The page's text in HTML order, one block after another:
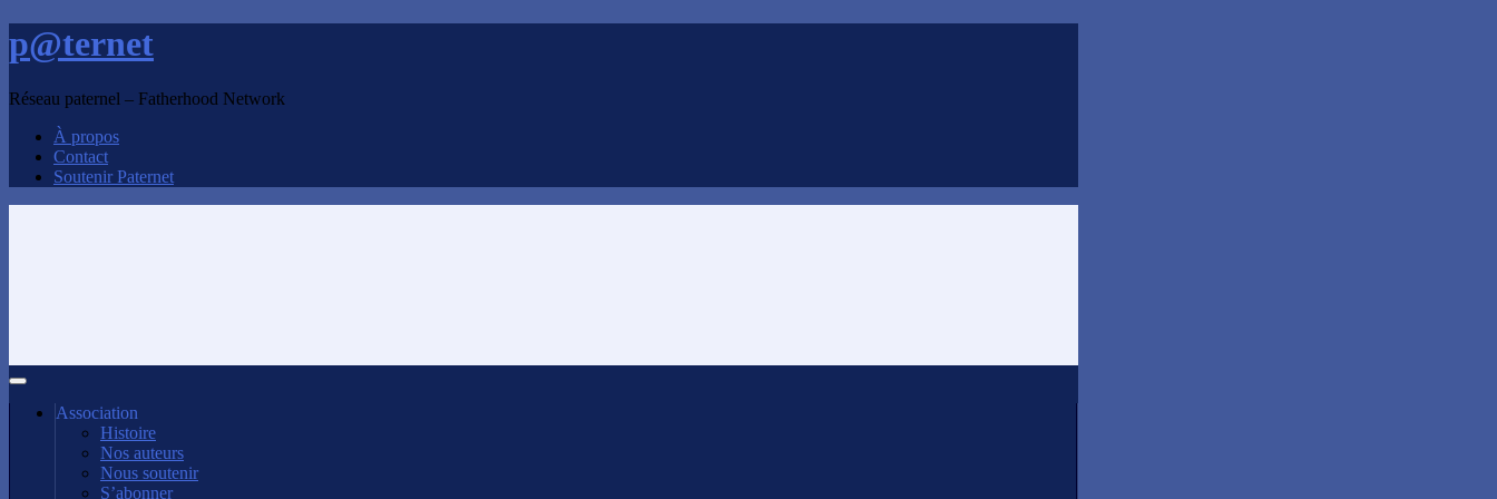
p@ternet
Réseau paternel – Fatherhood Network
À propos
Contact
Soutenir Paternet
Association
Histoire
Nos auteurs
Nous soutenir
S’abonner